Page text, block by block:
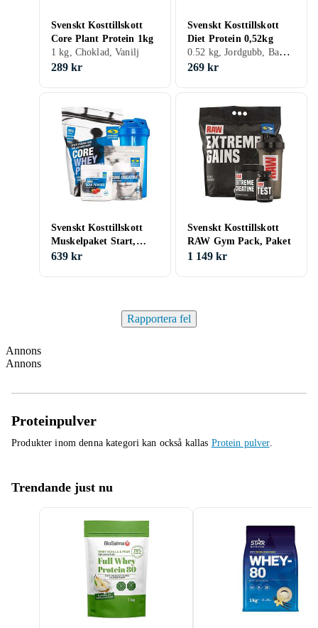
Svenskt Kosttillskott
Core Plant Protein 1kg
1 kg, Choklad, Vanilj
289 kr
Svenskt Kosttillskott
Diet Protein 0,52kg
0.52 kg, Jordgubb, Banan, Choklad, Vanilj
269 kr
Svenskt Kosttillskott
Muskelpaket Start,
Paket
639 kr
Svenskt Kosttillskott
RAW Gym Pack, Paket
1 149 kr
Rapportera fel
Annons
Annons
Proteinpulver
Produkter inom denna kategori kan också kallas Protein pulver.
Trendande just nu